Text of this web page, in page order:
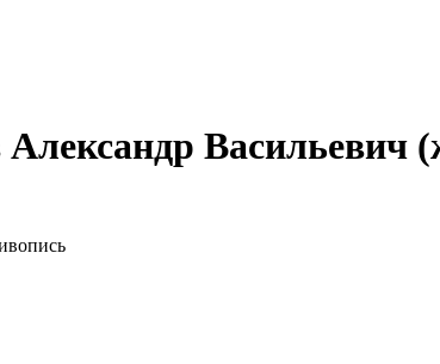
Александр